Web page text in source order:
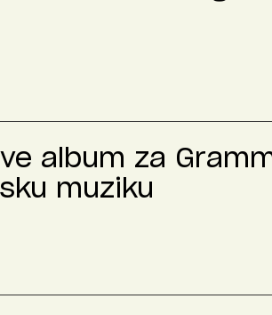
album za
muziku